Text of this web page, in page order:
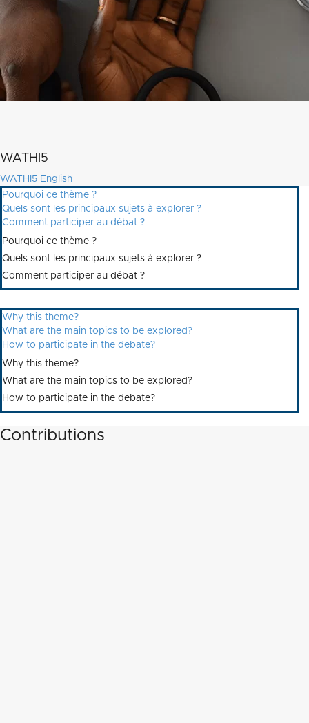
WATHI5
WATHI5 English
Pourquoi ce thème ?
Quels sont les principaux sujets à explorer ?
Comment participer au débat ?
Pourquoi ce thème ?
Quels sont les principaux sujets à explorer ?
Comment participer au débat ?
Why this theme?
What are the main topics to be explored?
How to participate in the debate?
Why this theme?
What are the main topics to be explored?
How to participate in the debate?
Contributions